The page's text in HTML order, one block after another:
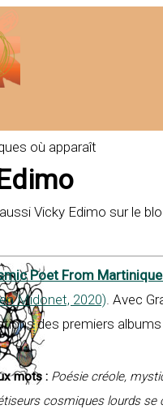
où apparaît
Vicky Edimo sur le
Poet From
Midonet, 2020). Avec
des premiers
mots : Poésie créole,
cosmiques lourds se